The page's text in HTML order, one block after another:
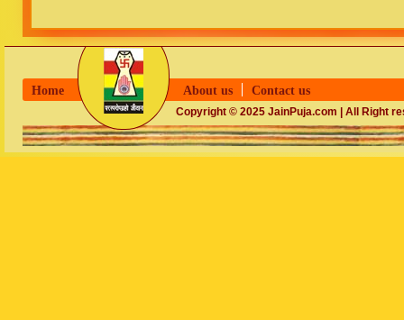
Home About us Contact us
Copyright © 2025 JainPuja.com | All Right